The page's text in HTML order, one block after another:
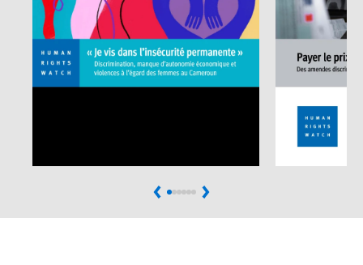
PreviousNext